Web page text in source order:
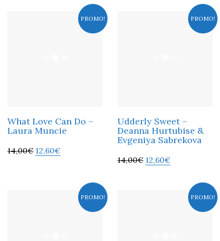
PROMO!
What Love Can Do –
Laura Muncie
14,00€ 12,60€
PROMO!
Udderly Sweet –
Deanna Hurtubise &
Evgeniya Sabrekova
14,00€ 12,60€
PROMO! PROMO!